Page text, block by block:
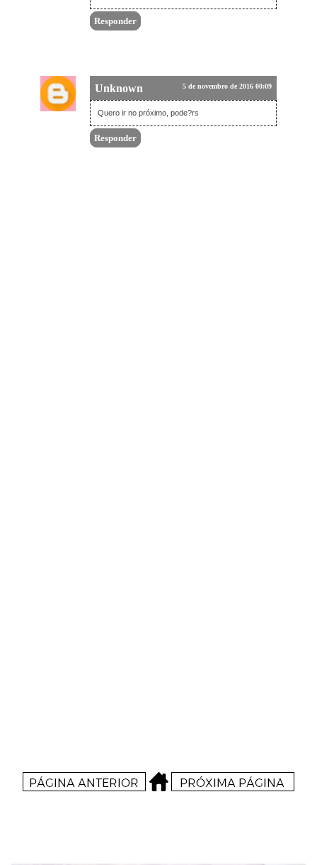
Responder
Unknown 5 de novembro de 2016 00:09
Quero ir no próximo, pode?rs
Responder